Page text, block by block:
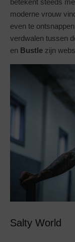
betekent steeds
moderne vrouw
even te
verdwalen tussen
en Bustle zijn
Salty World